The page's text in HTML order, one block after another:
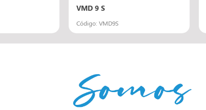
VMD 9 S
Código: VMD9S